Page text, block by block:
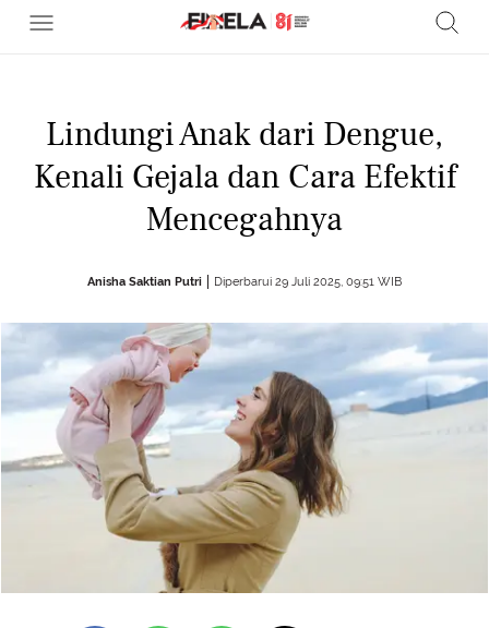
Lindungi Anak dari Dengue,
Kenali Gejala dan Cara Efektif
Mencegahnya
Anisha Saktian Putri Diperbarui 29 Juli 2025, 09:51 WIB